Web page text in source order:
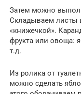
Затем можно
Складываем листы
«книжечкой».
фрукта или овоща:
т.д.
Из ролика от
можно сделать